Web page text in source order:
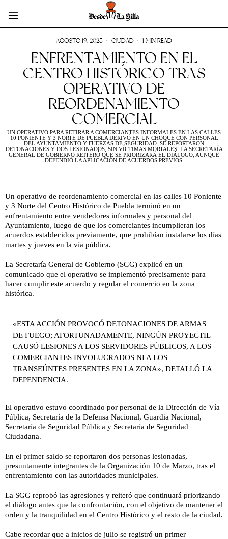
AGOSTO 19, 2025 CIUDAD 1 MIN READ
ENFRENTAMIENTO EN EL
CENTRO HISTÓRICO TRAS
OPERATIVO DE
REORDENAMIENTO
COMERCIAL
UN OPERATIVO PARA RETIRAR A COMERCIANTES INFORMALES EN LAS CALLES
10 PONIENTE Y 3 NORTE DE PUEBLA DERIVÓ EN UN CHOQUE CON PERSONAL
DEL AYUNTAMIENTO Y FUERZAS DE SEGURIDAD. SE REPORTARON
DETONACIONES Y DOS LESIONADOS, SIN VÍCTIMAS MORTALES. LA SECRETARÍA
GENERAL DE GOBIERNO REITERÓ QUE SE PRIORIZARÁ EL DIÁLOGO, AUNQUE
DEFENDIÓ LA APLICACIÓN DE ACUERDOS PREVIOS.
Un operativo de reordenamiento comercial en las calles 10 Poniente
y 3 Norte del Centro Histórico de Puebla terminó en un
enfrentamiento entre vendedores informales y personal del
Ayuntamiento, luego de que los comerciantes incumplieran los
acuerdos establecidos previamente, que prohibían instalarse los días
martes y jueves en la vía pública.
La Secretaría General de Gobierno (SGG) explicó en un
comunicado que el operativo se implementó precisamente para
hacer cumplir este acuerdo y regular el comercio en la zona
histórica.
«ESTA ACCIÓN PROVOCÓ DETONACIONES DE ARMAS
DE FUEGO; AFORTUNADAMENTE, NINGÚN PROYECTIL
CAUSÓ LESIONES A LOS SERVIDORES PÚBLICOS, A LOS
COMERCIANTES INVOLUCRADOS NI A LOS
TRANSEÚNTES PRESENTES EN LA ZONA», DETALLÓ LA
DEPENDENCIA.
El operativo estuvo coordinado por personal de la Dirección de Vía
Pública, Secretaría de la Defensa Nacional, Guardia Nacional,
Secretaría de Seguridad Pública y Secretaría de Seguridad
Ciudadana.
En el primer saldo se reportaron dos personas lesionadas,
presuntamente integrantes de la Organización 10 de Marzo, tras el
enfrentamiento con las autoridades municipales.
La SGG reprobó las agresiones y reiteró que continuará priorizando
el diálogo antes que la confrontación, con el objetivo de mantener el
orden y la tranquilidad en el Centro Histórico y el resto de la ciudad.
Cabe recordar que a inicios de julio se registró un primer